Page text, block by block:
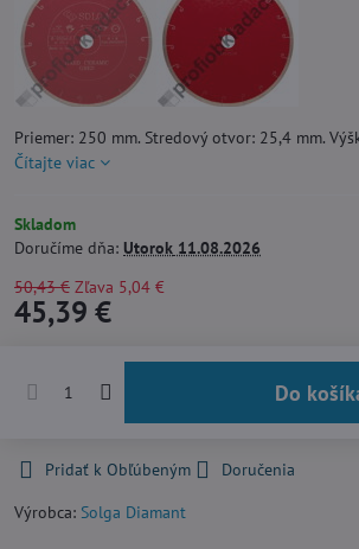
Priemer: 250 mm. Stredový otvor: 25,4 mm.
Čítajte viac
Skladom
Doručíme dňa: Utorok 11.08.2026
50,43 € Zľava 5,04 €
45,39 €
Do
Pridať k Obľúbeným
Doručenia
Výrobca: Solga Diamant